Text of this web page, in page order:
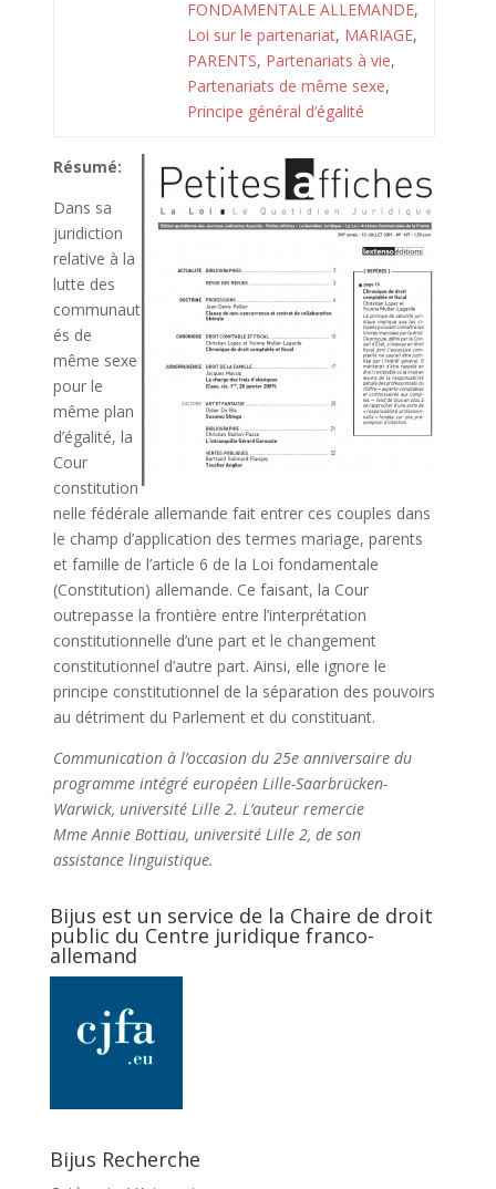
FONDAMENTALE ALLEMANDE,
Loi sur le partenariat, MARIAGE,
PARENTS, Partenariats à vie,
Partenariats de même sexe,
Principe général d’égalité
Résumé:
Dans sa
juridiction
relative à la
lutte des
communaut
és de
même sexe
pour le
même plan
d’égalité, la
Cour
constitution
nelle fédérale allemande fait entrer ces couples dans
le champ d’application des termes mariage, parents
et famille de l’article 6 de la Loi fondamentale
(Constitution) allemande. Ce faisant, la Cour
outrepasse la frontière entre l’interprétation
constitutionnelle d’une part et le changement
constitutionnel d’autre part. Ainsi, elle ignore le
principe constitutionnel de la séparation des pouvoirs
au détriment du Parlement et du constituant.
Communication à l’occasion du 25eanniversaire du
programme intégré européen Lille-Saarbrücken-
Warwick, université Lille 2. L’auteur remercie
MmeAnnie Bottiau, université Lille 2, de son
assistance linguistique.
Bijus est un service de la Chaire de droit
public du Centre juridique franco-
allemand
Bijus Recherche